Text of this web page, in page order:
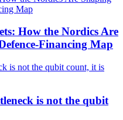
How the Nordics Are
Financing Map
is not the qubit